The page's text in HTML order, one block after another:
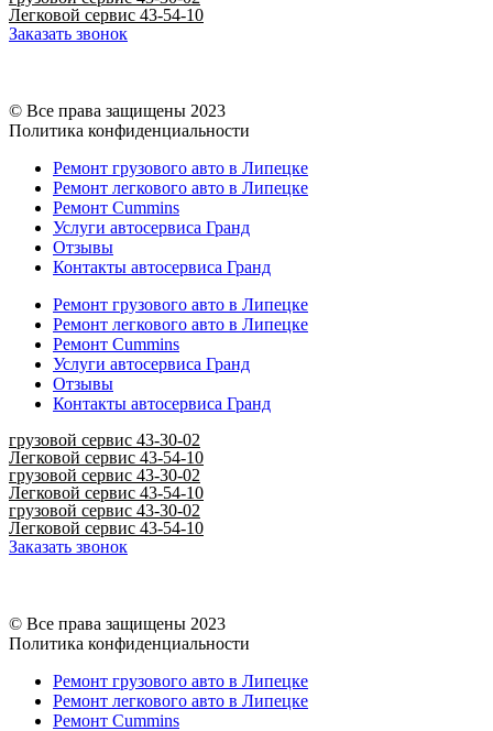
Легковой сервис 43-54-10
Заказать звонок
© Все права защищены 2023
Политика конфиденциальности
Ремонт грузового авто в Липецке
Ремонт легкового авто в Липецке
Ремонт Cummins
Услуги автосервиса Гранд
Отзывы
Контакты автосервиса Гранд
Ремонт грузового авто в Липецке
Ремонт легкового авто в Липецке
Ремонт Cummins
Услуги автосервиса Гранд
Отзывы
Контакты автосервиса Гранд
грузовой сервис 43-30-02
Легковой сервис 43-54-10
грузовой сервис 43-30-02
Легковой сервис 43-54-10
грузовой сервис 43-30-02
Легковой сервис 43-54-10
Заказать звонок
© Все права защищены 2023
Политика конфиденциальности
Ремонт грузового авто в Липецке
Ремонт легкового авто в Липецке
Ремонт Cummins